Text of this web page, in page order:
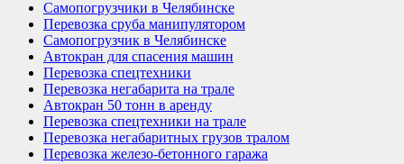
Самопогрузчики в Челябинске
Перевозка сруба манипулятором
Самопогрузчик в Челябинске
Автокран для спасения машин
Перевозка спецтехники
Перевозка негабарита на трале
Автокран 50 тонн в аренду
Перевозка спецтехники на трале
Перевозка негабаритных грузов тралом
Перевозка железо-бетонного гаража